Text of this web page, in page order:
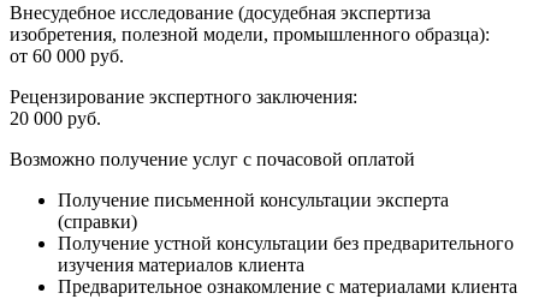
Внесудебное исследование (досудебная экспертиза
изобретения, полезной модели, промышленного образца):
от 60 000 руб.
Рецензирование экспертного заключения:
20 000 руб.
Возможно получение услуг с почасовой оплатой
Получение письменной консультации эксперта
(справки)
Получение устной консультации без предварительного
изучения материалов клиента
Предварительное ознакомление с материалами клиента